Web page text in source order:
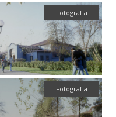
Fotografía
Fotografía